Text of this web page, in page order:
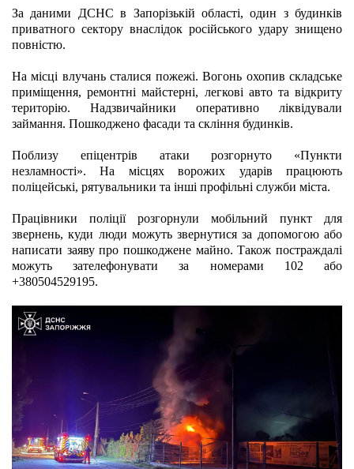
За даними ДСНС в Запорізькій області, один з будинків
приватного сектору внаслідок російського удару знищено
повністю.
На місці влучань сталися пожежі. Вогонь охопив складське
приміщення, ремонтні майстерні, легкові авто та відкриту
територію. Надзвичайники оперативно ліквідували
займання. Пошкоджено фасади та скління будинків.
Поблизу епіцентрів атаки розгорнуто «Пункти
незламності». На місцях ворожих ударів працюють
поліцейські, рятувальники та інші профільні служби міста.
Працівники поліції розгорнули мобільний пункт для
звернень, куди люди можуть звернутися за допомогою або
написати заяву про пошкоджене майно. Також постраждалі
можуть зателефонувати за номерами 102 або
+380504529195.